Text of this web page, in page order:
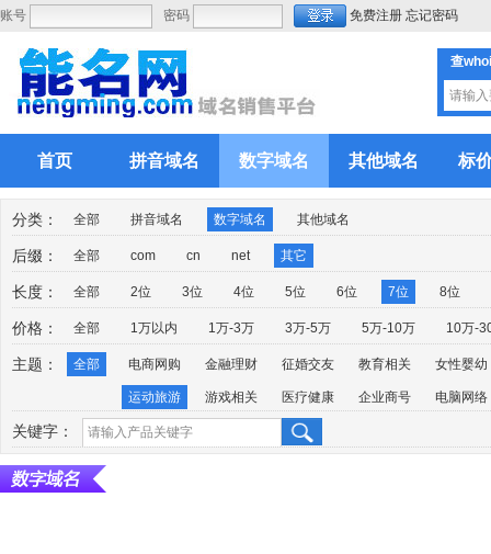
账号 密码 免费注册 忘记密码
查
首页 拼音域名 数字域名 其他域名 标
分类： 全部 拼音域名 数字域名 其他域名
后缀： 全部 com cn net 其它
长度： 全部 2位 3位 4位 5位 6位 7位 8位
价格： 全部 1万以内 1万-3万 3万-5万 5万-10万 10万-
主题： 全部 电商网购 金融理财 征婚交友 教育相关 女性婴幼
运动旅游 游戏相关 医疗健康 企业商号 电脑网络
关键字：